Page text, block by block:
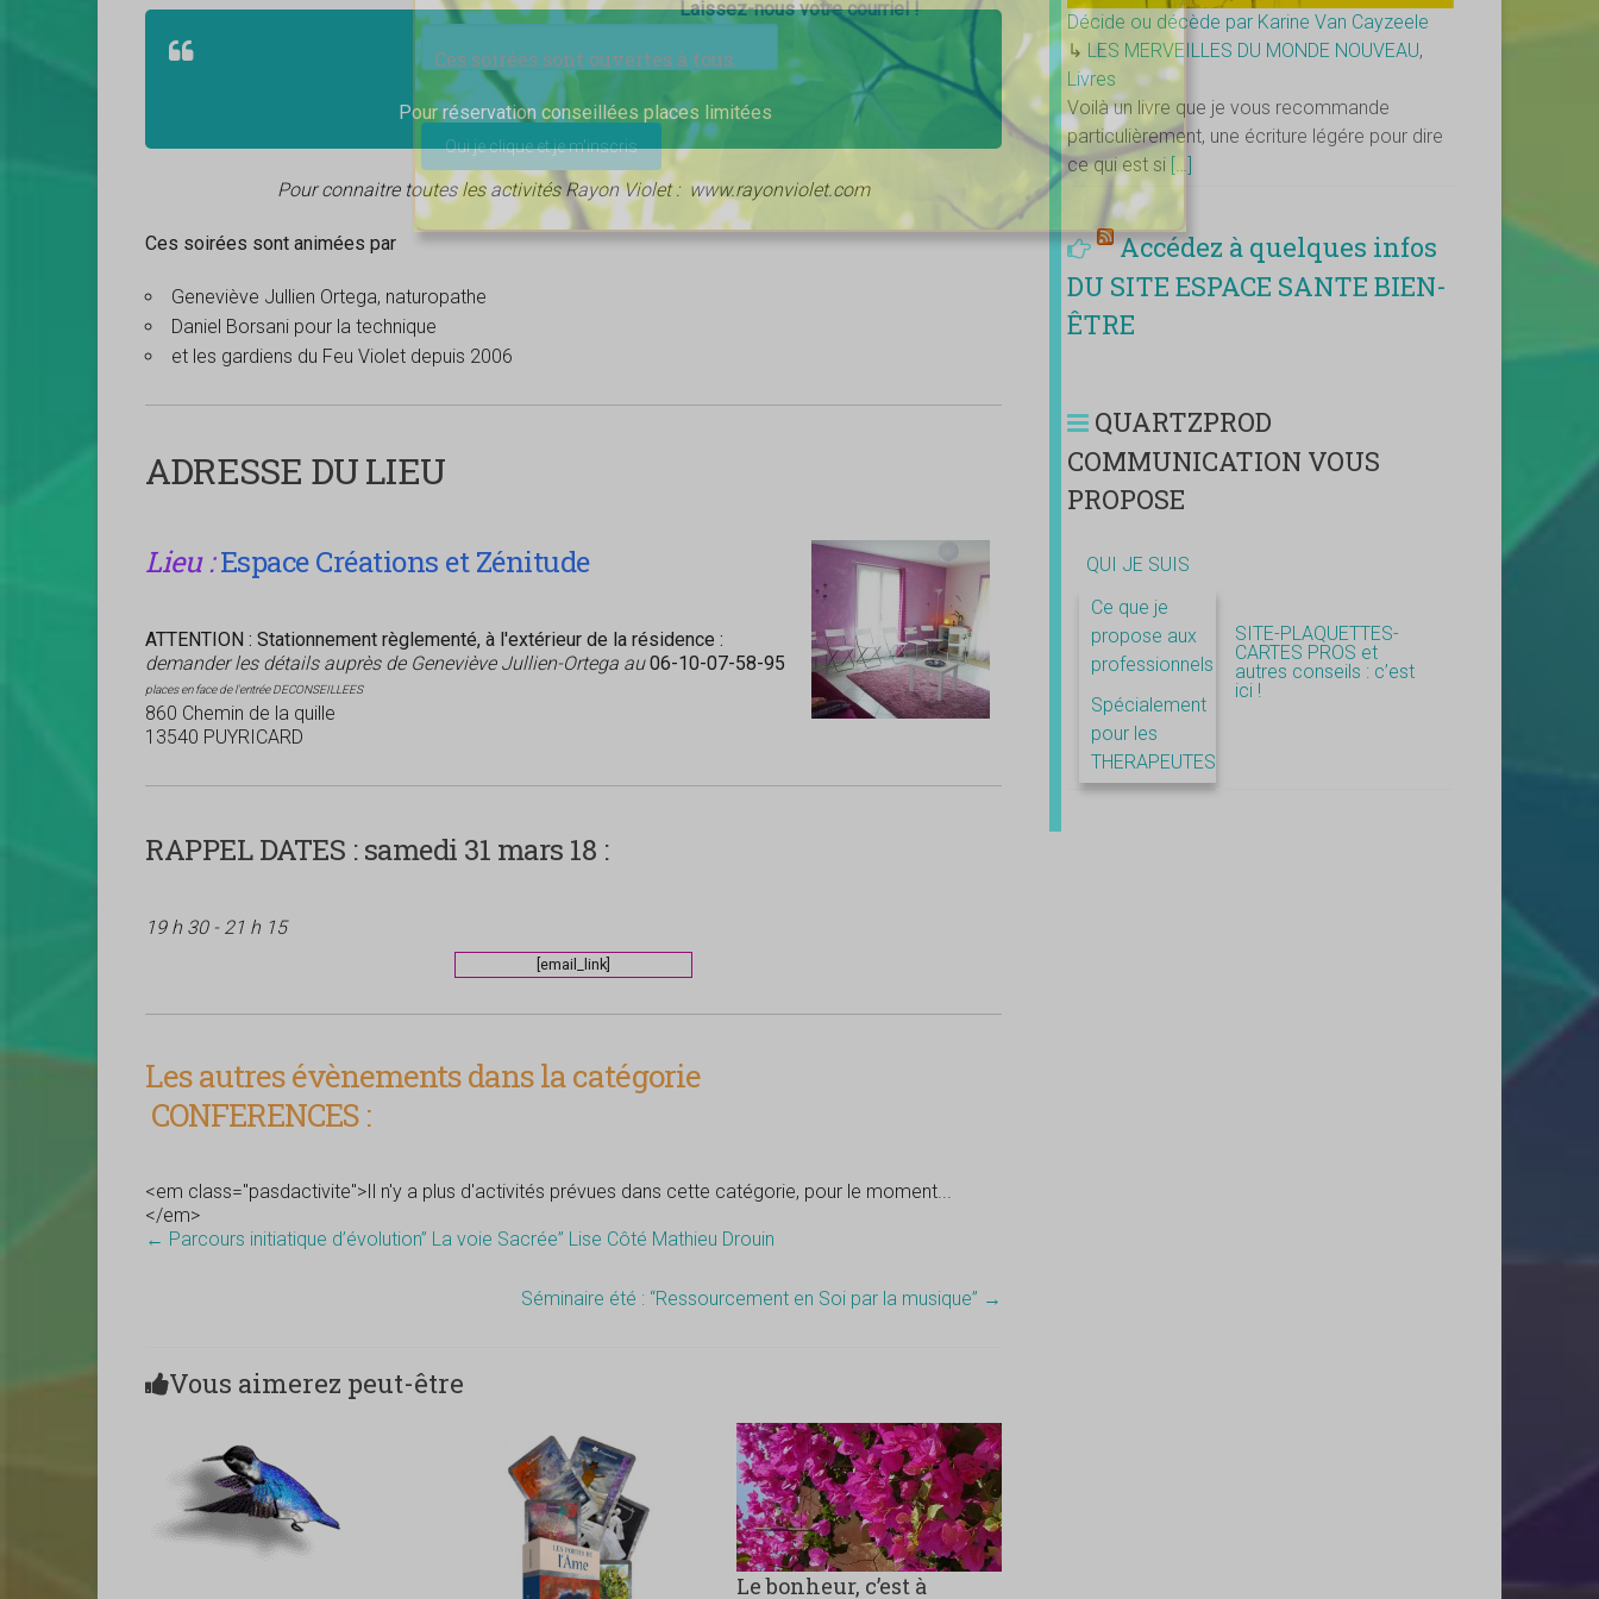
Ces soirées sont ouvertes à tous.
Pour réservation conseillées places limitées
Pour connaitre toutes les activités Rayon Violet : www.rayonviolet.com
Ces soirées sont animées par
Geneviève Jullien Ortega, naturopathe
Daniel Borsani pour la technique
et les gardiens du Feu Violet depuis 2006
ADRESSE DU LIEU
Lieu :Espace Créations et Zénitude
ATTENTION : Stationnement règlementé, à l'extérieur de la résidence :
demander les détails auprès de Geneviève Jullien-Ortega au06-10-07-58-95
places en face de l'entrée DECONSEILLEES
860 Chemin de la quille
13540 PUYRICARD
RAPPEL DATES :samedi 31 mars 18 :
19 h 30 - 21 h 15
[email_link]
Les autres évènements dans la catégorie
CONFERENCES :
<em class="pasdactivite">Il n'y a plus d'activités prévues dans cette catégorie, pour le moment...
</em>
← Parcours initiatique d’évolution” La voie Sacrée” Lise Côté Mathieu Drouin
Séminaire été : “Ressourcement en Soi par la musique” →
Vous aimerez peut-être
Le bonheur, c’est à
Décide ou décède par Karine Van Cayzeele
↳ LES MERVEILLES DU MONDE NOUVEAU,
Livres
Voilà un livre que je vous recommande
particulièrement, une écriture légére pour dire
ce qui est si […]
Accédez à quelques infos
DU SITE ESPACE SANTE BIEN-
ÊTRE
QUARTZPROD
COMMUNICATION VOUS
PROPOSE
QUI JE SUIS
Ce que je
propose aux
professionnels
Spécialement
pour les
THERAPEUTES
SITE-PLAQUETTES-
CARTES PROS et
autres conseils : c’est
ici !
Laissez-nous votre courriel !
Veuillez laisser ce champ vide.